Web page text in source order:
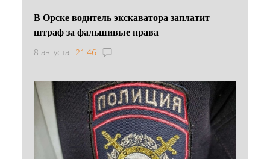
В Орске водитель экскаватора заплатит
штраф за фальшивые права
8 августа 21:46